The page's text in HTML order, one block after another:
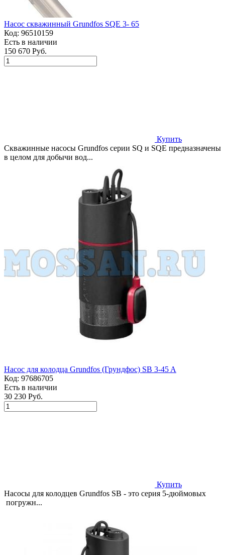
Насос скважинный Grundfos SQE 3- 65
Код: 96510159
Есть в наличии
150 670 Руб.
Купить
Скважинные насосы Grundfos серии SQ и SQE предназначены
в целом для добычи вод...
Насос для колодца Grundfos (Грундфос) SB 3-45 A
Код: 97686705
Есть в наличии
30 230 Руб.
Купить
Насосы для колодцев Grundfos SB - это серия 5-дюймовых
погружн...